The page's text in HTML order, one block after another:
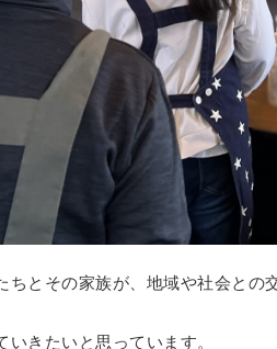
とその家族が、地域や社会との
きたいと思っています。